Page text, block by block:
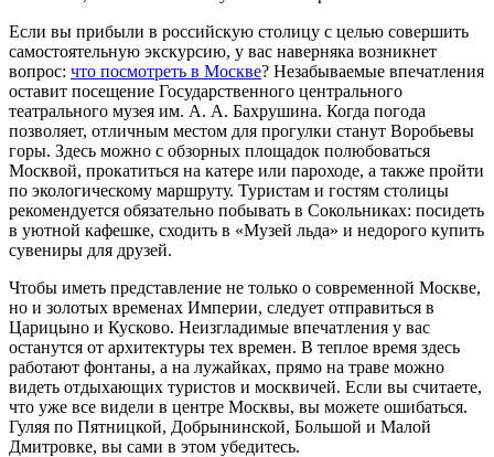
Если вы прибыли в российскую столицу с целью совершить
самостоятельную экскурсию, у вас наверняка возникнет
вопрос: что посмотреть в Москве? Незабываемые впечатления
оставит посещение Государственного центрального
театрального музея им. А. А. Бахрушина. Когда погода
позволяет, отличным местом для прогулки станут Воробьевы
горы. Здесь можно с обзорных площадок полюбоваться
Москвой, прокатиться на катере или пароходе, а также пройти
по экологическому маршруту. Туристам и гостям столицы
рекомендуется обязательно побывать в Сокольниках: посидеть
в уютной кафешке, сходить в «Музей льда» и недорого купить
сувениры для друзей.
Чтобы иметь представление не только о современной Москве,
но и золотых временах Империи, следует отправиться в
Царицыно и Кусково. Неизгладимые впечатления у вас
останутся от архитектуры тех времен. В теплое время здесь
работают фонтаны, а на лужайках, прямо на траве можно
видеть отдыхающих туристов и москвичей. Если вы считаете,
что уже все видели в центре Москвы, вы можете ошибаться.
Гуляя по Пятницкой, Добрынинской, Большой и Малой
Дмитровке, вы сами в этом убедитесь.